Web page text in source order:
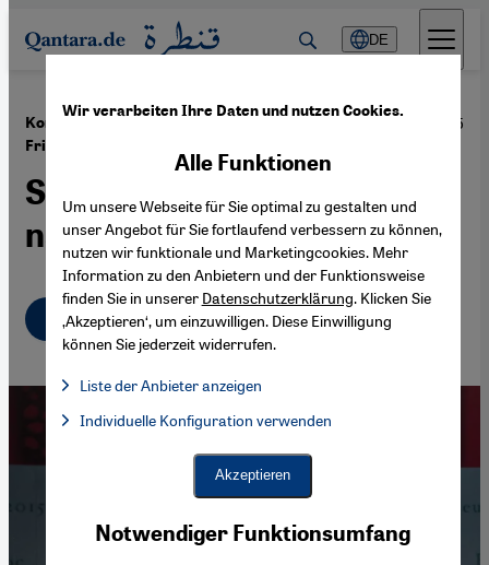
Direkt zum Inhalt springen
DE
Konfliktparteien in Libyen unterzeichnen
Friedensvertrag
·22.12.2015
Steiniger Weg zur
nationalen Einheit
Deutsch English عربي
Wir verarbeiten Ihre Daten und nutzen Cookies.
Notwendiger Funktionsumfang
Alle Funktionen
Um unsere Webseite für Sie optimal zu gestalten und
unser Angebot für Sie fortlaufend verbessern zu können,
nutzen wir funktionale und Marketingcookies. Mehr
Information zu den Anbietern und der Funktionsweise
finden Sie in unserer Datenschutzerklärung. Klicken Sie
‚Akzeptieren‘, um einzuwilligen. Diese Einwilligung
können Sie jederzeit widerrufen.
Liste der Anbieter anzeigen
Facebook Embed / Facebook Connect, Google Maps Embed,
Facebook Embed / Facebook Connect
Google Maps Embed
Individuelle Konfiguration verwenden
Akzeptieren